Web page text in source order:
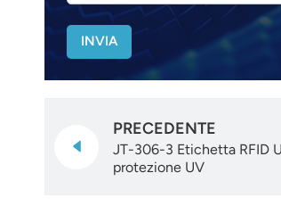
INVIA
PRECEDENTE
JT-306-3 Etichetta RFID
protezione UV